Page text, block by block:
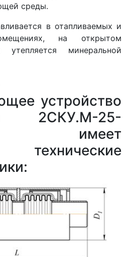
среды.
в отапливаемых и
на открытом
минеральной
устройство
2СКУ.M-25-
имеет
технические